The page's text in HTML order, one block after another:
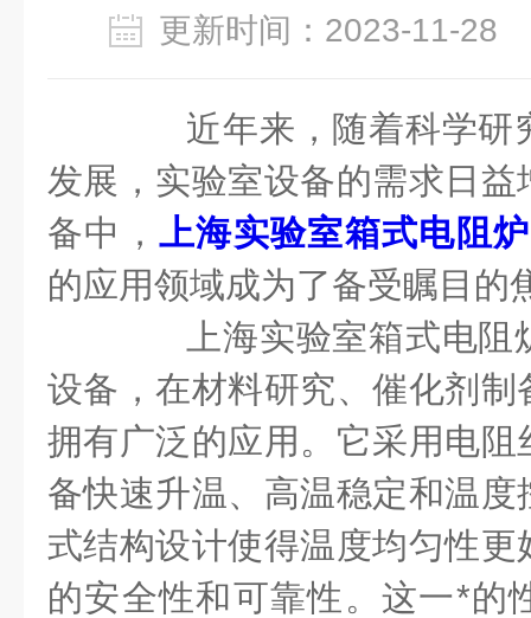
更新时间：2023-11-
近年来，随着科学研
发展，实验室设备的需求日
备中， 上海实验室箱式电阻炉
的应用领域成为了备受瞩目的
上海实验室箱式电阻
设备，在材料研究、催化剂
拥有广泛的应用。它采用电
备快速升温、高温稳定和温
式结构设计使得温度均匀性
的安全性和可靠性。这一*的